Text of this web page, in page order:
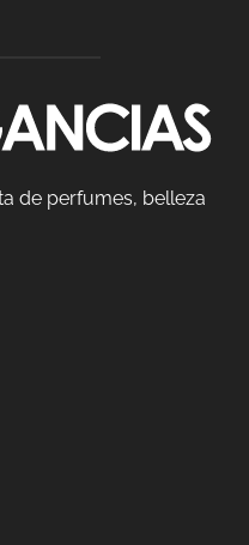
de perfumes, belleza